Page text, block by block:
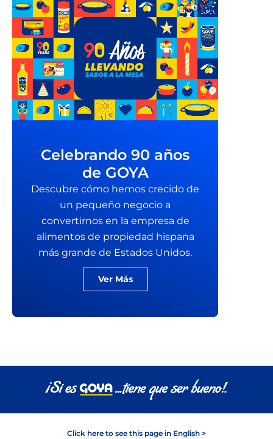
Celebrando 90 años
de GOYA
Descubre cómo hemos crecido de
un pequeño negocio a
convertirnos en la empresa de
alimentos de propiedad hispana
más grande de Estados Unidos.
Ver Más
Click here to see this page in English >